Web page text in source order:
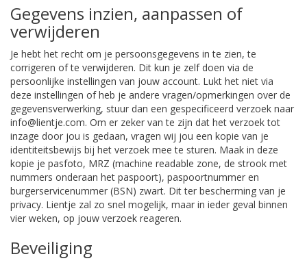
Gegevens inzien, aanpassen of
verwijderen
Je hebt het recht om je persoonsgegevens in te zien, te
corrigeren of te verwijderen. Dit kun je zelf doen via de
persoonlijke instellingen van jouw account. Lukt het niet via
deze instellingen of heb je andere vragen/opmerkingen over de
gegevensverwerking, stuur dan een gespecificeerd verzoek naar
info@lientje.com. Om er zeker van te zijn dat het verzoek tot
inzage door jou is gedaan, vragen wij jou een kopie van je
identiteitsbewijs bij het verzoek mee te sturen. Maak in deze
kopie je pasfoto, MRZ (machine readable zone, de strook met
nummers onderaan het paspoort), paspoortnummer en
burgerservicenummer (BSN) zwart. Dit ter bescherming van je
privacy. Lientje zal zo snel mogelijk, maar in ieder geval binnen
vier weken, op jouw verzoek reageren.
Beveiliging